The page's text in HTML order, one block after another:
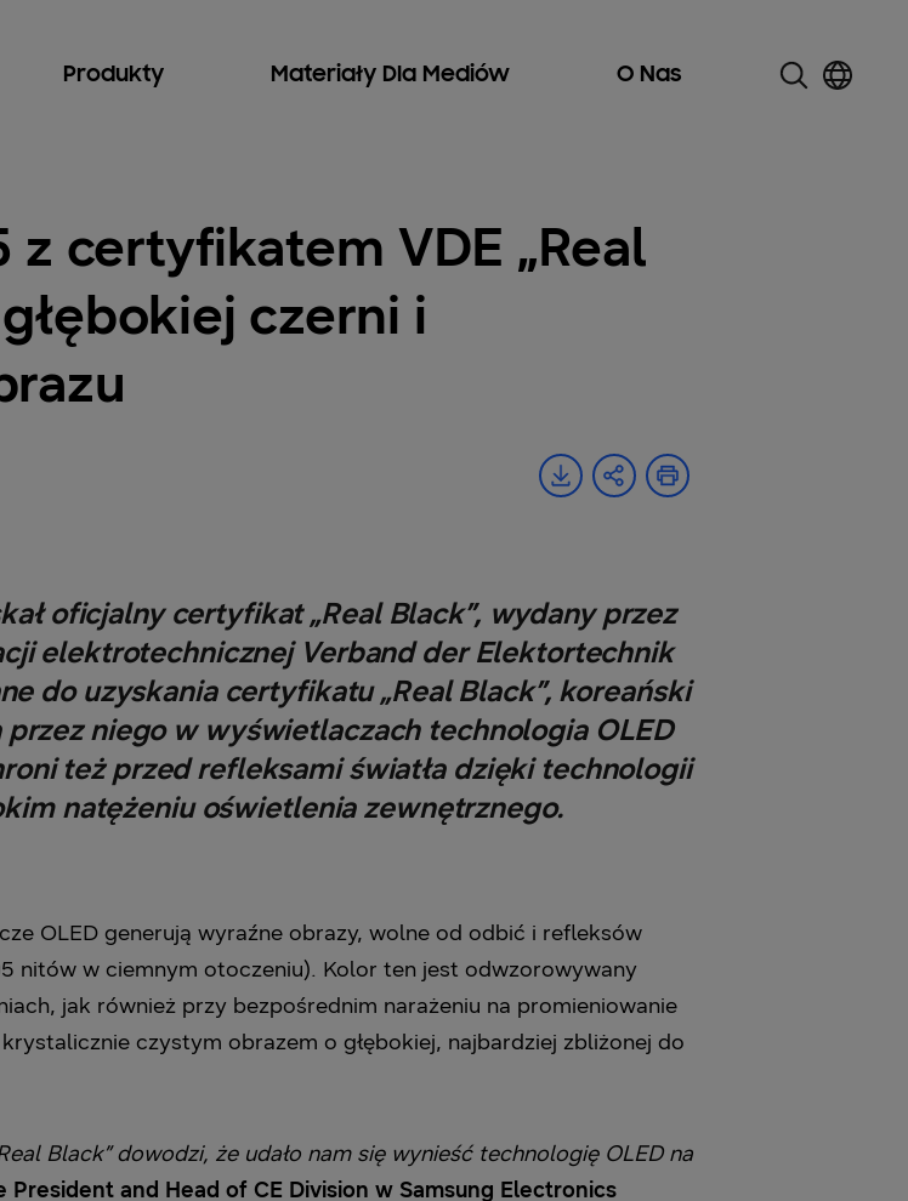
Produkty Materiały Dla Mediów O Nas
z certyfikatem VDE „Real
czerni i
oficjalny certyfikat „Real Black”, wydany przez
elektrotechnicznej Verband der Elektortechnik
do uzyskania certyfikatu „Real Black”, koreański
niego w wyświetlaczach technologia OLED
też przed refleksami światła dzięki technologii
natężeniu oświetlenia zewnętrznego.
OLED generują wyraźne obrazy, wolne od odbić i refleksów
nitów w ciemnym otoczeniu). Kolor ten jest odwzorowywany
jak również przy bezpośrednim narażeniu na promieniowanie
czystym obrazem o głębokiej, najbardziej zbliżonej do
Black” dowodzi, że udało nam się wynieść technologię OLED na
President and Head of CE Division w Samsung Electronics